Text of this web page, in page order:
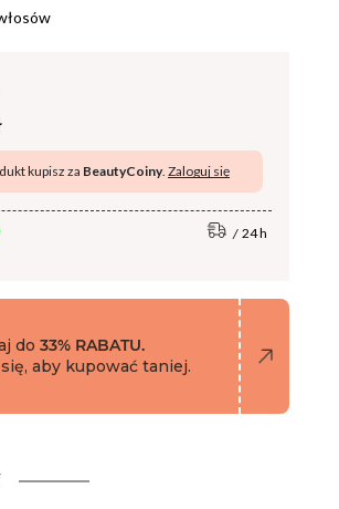
kupisz za BeautyCoiny. Zaloguj się
24 h
do 33% RABATU.
aby kupować taniej.